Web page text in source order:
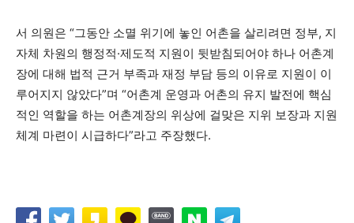
서 의원은 “그동안 소멸 위기에 놓인 어촌을 살리려면 정부, 지
자체 차원의 행정적·제도적 지원이 뒷받침되어야 하나 어촌계
장에 대해 법적 근거 부족과 재정 부담 등의 이유로 지원이 이
루어지지 않았다”며 “어촌계 운영과 어촌의 유지 발전에 핵심
적인 역할을 하는 어촌계장의 위상에 걸맞은 지위 보장과 지원
체계 마련이 시급하다”라고 주장했다.